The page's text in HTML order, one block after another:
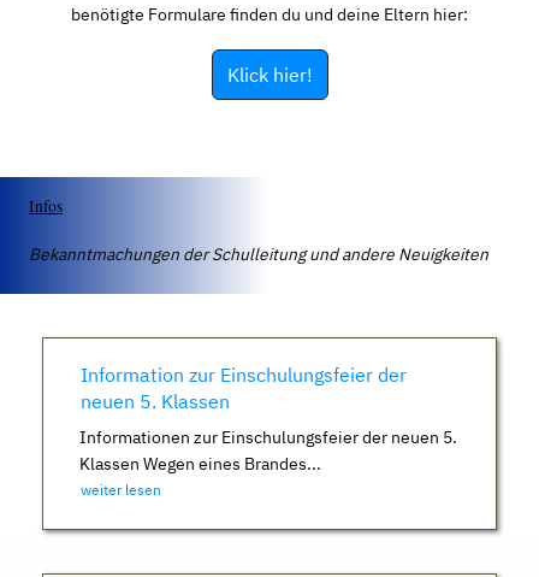
benötigte Formulare finden du und deine Eltern hier:
Klick hier!
Infos
Bekanntmachungen der Schulleitung und andere Neuigkeiten
Information zur Einschulungsfeier der
neuen 5. Klassen
Informationen zur Einschulungsfeier der neuen 5.
Klassen Wegen eines Brandes...
weiter lesen